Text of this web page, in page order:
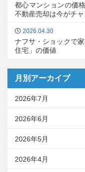
都心マンションの価
不動産売却は今がチャ
2026.04.30
ナフサ・ショックで
住宅」の価値
月別アーカイブ
2026年7月
2026年6月
2026年5月
2026年4月